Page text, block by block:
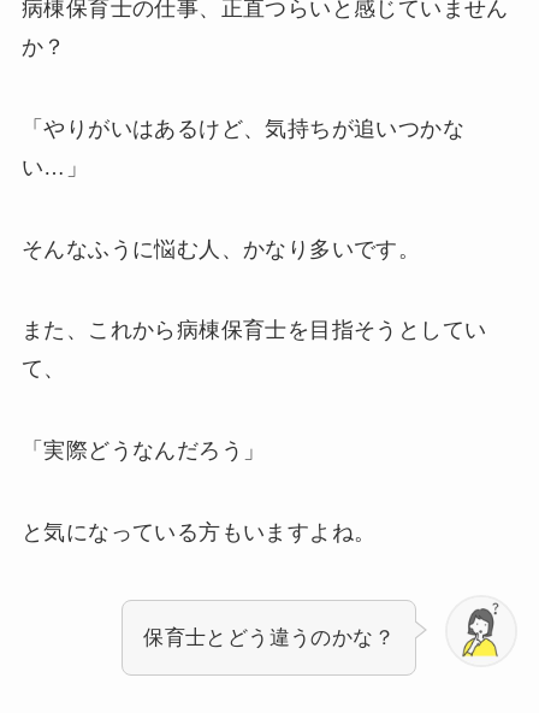
病棟保育士の仕事、正直つらいと感じていません
か？
「やりがいはあるけど、気持ちが追いつかな
い…」
そんなふうに悩む人、かなり多いです。
また、これから病棟保育士を目指そうとしてい
て、
「実際どうなんだろう」
と気になっている方もいますよね。
保育士とどう違うのかな？